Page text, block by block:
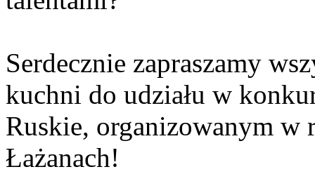
Serdecznie zapraszamy
kuchni do udziału w
Ruskie, organizowanym w
Łażanach!